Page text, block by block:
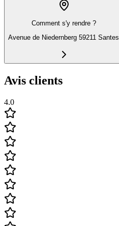
Comment s'y rendre ?
Avenue de Niedernberg 59211 Santes
Avis clients
4.0